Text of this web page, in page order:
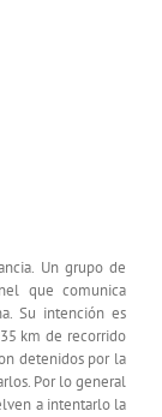
Un grupo de
que comunica
Su intención es
km de recorrido
detenidos por la
Por lo general
a intentarlo la